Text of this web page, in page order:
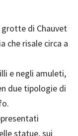
grotte di Chauvet
che risale circa a
e negli amuleti,
due tipologie di
statue, sui